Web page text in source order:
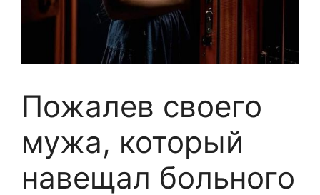
Пожалев своего
мужа, который
навещал больного